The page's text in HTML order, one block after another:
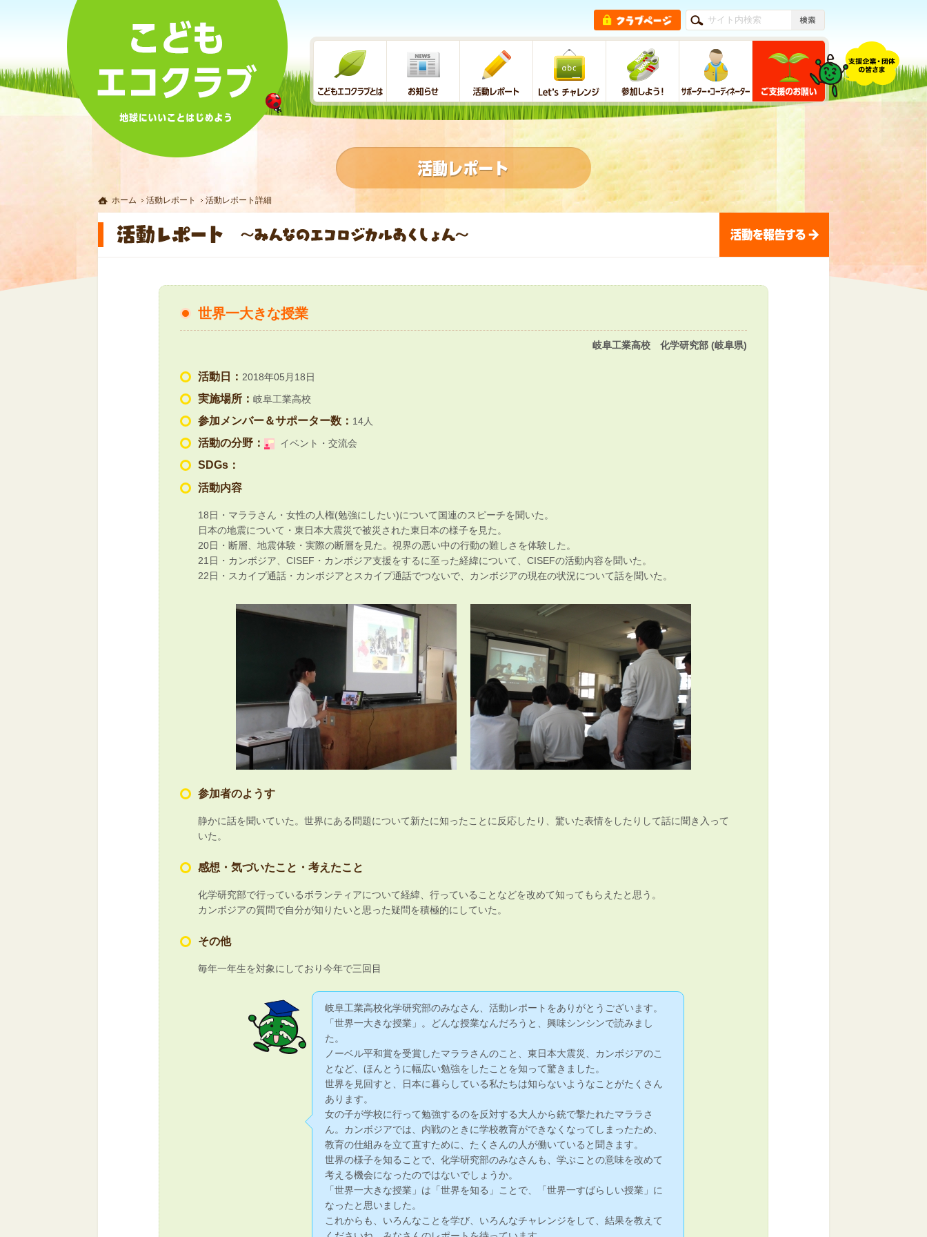
ホーム 活動レポート 活動レポート詳細
世界一大きな授業
岐阜工業高校 化学研究部 (岐阜県)
活動日： 2018年05月18日
実施場所： 岐阜工業高校
参加メンバー＆サポーター数： 14人
活動の分野： イベント・交流会
SDGs：
活動内容
18日・マララさん・女性の人権(勉強にしたい)について国連のスピーチを聞いた。
日本の地震について・東日本大震災で被災された東日本の様子を見た。
20日・断層、地震体験・実際の断層を見た。視界の悪い中の行動の難しさを体験した。
21日・カンボジア、CISEF・カンボジア支援をするに至った経緯について、CISEFの活動内容を聞いた。
22日・スカイプ通話・カンボジアとスカイプ通話でつないで、カンボジアの現在の状況について話を聞いた。
参加者のようす
静かに話を聞いていた。世界にある問題について新たに知ったことに反応したり、驚いた表情をしたりして話に聞き入って
いた。
感想・気づいたこと・考えたこと
化学研究部で行っているボランティアについて経緯、行っていることなどを改めて知ってもらえたと思う。
カンボジアの質問で自分が知りたいと思った疑問を積極的にしていた。
その他
毎年一年生を対象にしており今年で三回目
岐阜工業高校化学研究部のみなさん、活動レポートをありがとうございます。
「世界一大きな授業」。どんな授業なんだろうと、興味シンシンで読みまし
た。
ノーベル平和賞を受賞したマララさんのこと、東日本大震災、カンボジアのこ
となど、ほんとうに幅広い勉強をしたことを知って驚きました。
世界を見回すと、日本に暮らしている私たちは知らないようなことがたくさん
あります。
女の子が学校に行って勉強するのを反対する大人から銃で撃たれたマララさ
ん。カンボジアでは、内戦のときに学校教育ができなくなってしまったため、
教育の仕組みを立て直すために、たくさんの人が働いていると聞きます。
世界の様子を知ることで、化学研究部のみなさんも、学ぶことの意味を改めて
考える機会になったのではないでしょうか。
「世界一大きな授業」は「世界を知る」ことで、「世界一すばらしい授業」に
なったと思いました。
これからも、いろんなことを学び、いろんなチャレンジをして、結果を教えて